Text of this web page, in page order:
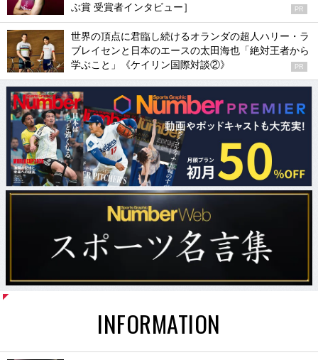
ぶ賞 受賞者インタビュー］
PR
世界の頂点に君臨し続けるオランダの超人ハリー・ラ
ブレイセンと日本のエースの太田海也「絶対王者から
学ぶこと」《ケイリン国際対談②》
PR
INFORMATION